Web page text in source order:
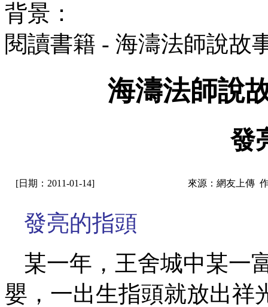
背景：
閱讀書籍 - 海濤法師說
海濤法師說
發
[日期：2011-01-14] 來源：網友上傳
發亮的指頭
某一年，王舍城中某一
嬰，一出生指頭就放出祥